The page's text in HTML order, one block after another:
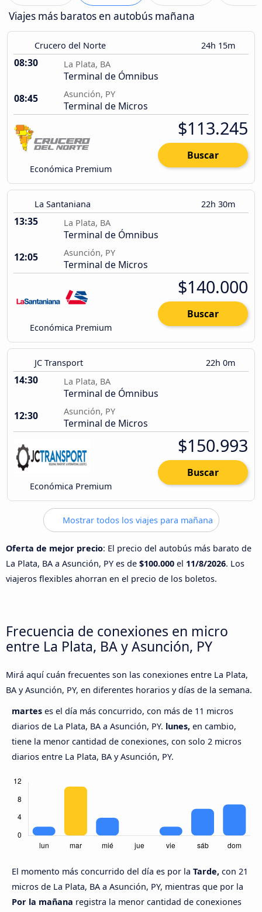
Viajes más baratos en autobús mañana
Crucero del Norte 24h 15m
08:30 La Plata, BA
Terminal de Ómnibus
08:45
Asunción, PY
Terminal de Micros
Económica Premium
$113.245
Buscar
La Santaniana 22h 30m
13:35 La Plata, BA
Terminal de Ómnibus
12:05
Asunción, PY
Terminal de Micros
Económica Premium
$140.000
Buscar
JC Transport 22h 0m
14:30 La Plata, BA
Terminal de Ómnibus
12:30
Asunción, PY
Terminal de Micros
Económica Premium
$150.993
Buscar
Mostrar todos los viajes para mañana
Oferta de mejor precio: El precio del autobús más barato de
La Plata, BA a Asunción, PY es de $100.000 el 11/8/2026. Los
viajeros flexibles ahorran en el precio de los boletos.
Frecuencia de conexiones en micro
entre La Plata, BA y Asunción, PY
Mirá aquí cuán frecuentes son las conexiones entre La Plata,
BA y Asunción, PY, en diferentes horarios y días de la semana.
martes es el día más concurrido, con más de 11 micros
diarios de La Plata, BA a Asunción, PY. lunes, en cambio,
tiene la menor cantidad de conexiones, con solo 2 micros
diarios entre La Plata, BA y Asunción, PY.
El momento más concurrido del día es por la Tarde, con 21
micros de La Plata, BA a Asunción, PY, mientras que por la
Por la mañana registra la menor cantidad de conexiones